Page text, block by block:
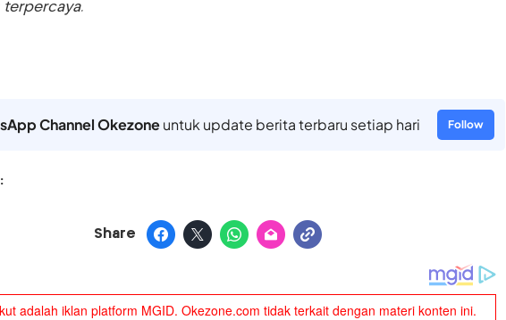
Channel Okezoneuntuk update berita terbaru setiap hari Follow
Share